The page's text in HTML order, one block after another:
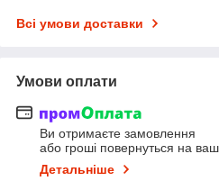
Всі умови доставки
Умови оплати
Ви отримаєте замовлення
або гроші повернуться на
Детальніше